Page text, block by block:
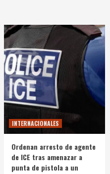
INTERNACIONALES
Ordenan arresto de agente
de ICE tras amenazar a
punta de pistola a un